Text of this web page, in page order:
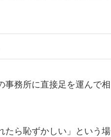
事務所に直接足を運んで相
たら恥ずかしい」という場